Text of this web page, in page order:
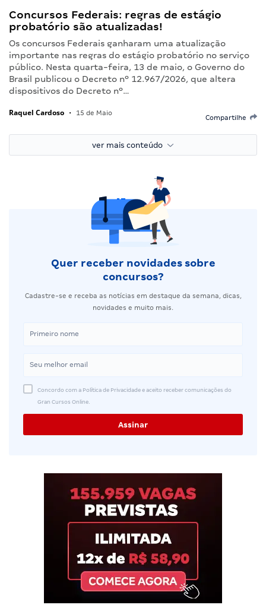
Concursos Federais: regras de estágio
probatório são atualizadas!
Os concursos Federais ganharam uma atualização
importante nas regras do estágio probatório no serviço
público. Nesta quarta-feira, 13 de maio, o Governo do
Brasil publicou o Decreto nº 12.967/2026, que altera
dispositivos do Decreto nº…
Raquel Cardoso • 15 de Maio
Compartilhe
ver mais conteúdo
Quer receber novidades sobre
concursos?
Cadastre-se e receba as notícias em destaque da semana, dicas,
novidades e muito mais.
Concordo com a Política de Privacidade e aceito receber comunicações do
Gran Cursos Online.